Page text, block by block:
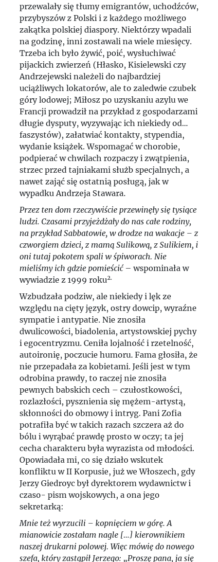
przewalały się tłumy emigrantów, uchodźców,
przybyszów z Polski i z każdego możliwego
zakątka polskiej diaspory. Niektórzy wpadali
na godzinę, inni zostawali na wiele miesięcy.
Trzeba ich było żywić, poić, wysłuchiwać
pijackich zwierzeń (Hłasko, Kisielewski czy
Andrzejewski należeli do najbardziej
uciążliwych lokatorów, ale to zaledwie czubek
góry lodowej; Miłosz po uzyskaniu azylu we
Francji prowadził na przykład z gospodarzami
długie dysputy, wyzywając ich niekiedy od...
faszystów), załatwiać kontakty, stypendia,
wydanie książek. Wspomagać w chorobie,
podpierać w chwilach rozpaczy i zwątpienia,
strzec przed tajniakami służb specjalnych, a
nawet zająć się ostatnią posługą, jak w
wypadku Andrzeja Stawara.
Przez ten dom rzeczywiście przewinęły się tysiące
ludzi. Czasami przyjeżdżały do nas całe rodziny,
na przykład Sabbatowie, w drodze na wakacje – z
czworgiem dzieci, z mamą Sulikową, z Sulikiem, i
oni tutaj pokotem spali w śpiworach. Nie
mieliśmy ich gdzie pomieścić – wspominała w
wywiadzie z 1999 roku2.
Wzbudzała podziw, ale niekiedy i lęk ze
względu na cięty język, ostry dowcip, wyraźne
sympatie i antypatie. Nie znosiła
dwulicowości, biadolenia, artystowskiej pychy
i egocentryzmu. Ceniła lojalność i rzetelność,
autoironię, poczucie humoru. Fama głosiła, że
nie przepadała za kobietami. Jeśli jest w tym
odrobina prawdy, to raczej nie znosiła
pewnych babskich cech – czułostkowości,
rozlazłości, pysznienia się mężem-artystą,
skłonności do obmowy i intryg. Pani Zofia
potrafiła być w takich razach szczera aż do
bólu i wyrąbać prawdę prosto w oczy; ta jej
cecha charakteru była wyrazista od młodości.
Opowiadała mi, co się działo wskutek
konfliktu w II Korpusie, już we Włoszech, gdy
Jerzy Giedroyc był dyrektorem wydawnictw i
czaso- pism wojskowych, a ona jego
sekretarką:
Mnie też wyrzucili – kopnięciem w górę. A
mianowicie zostałam nagle [...] kierownikiem
naszej drukarni polowej. Więc mówię do nowego
szefa, który zastąpił Jerzego: „Proszę pana, ja się